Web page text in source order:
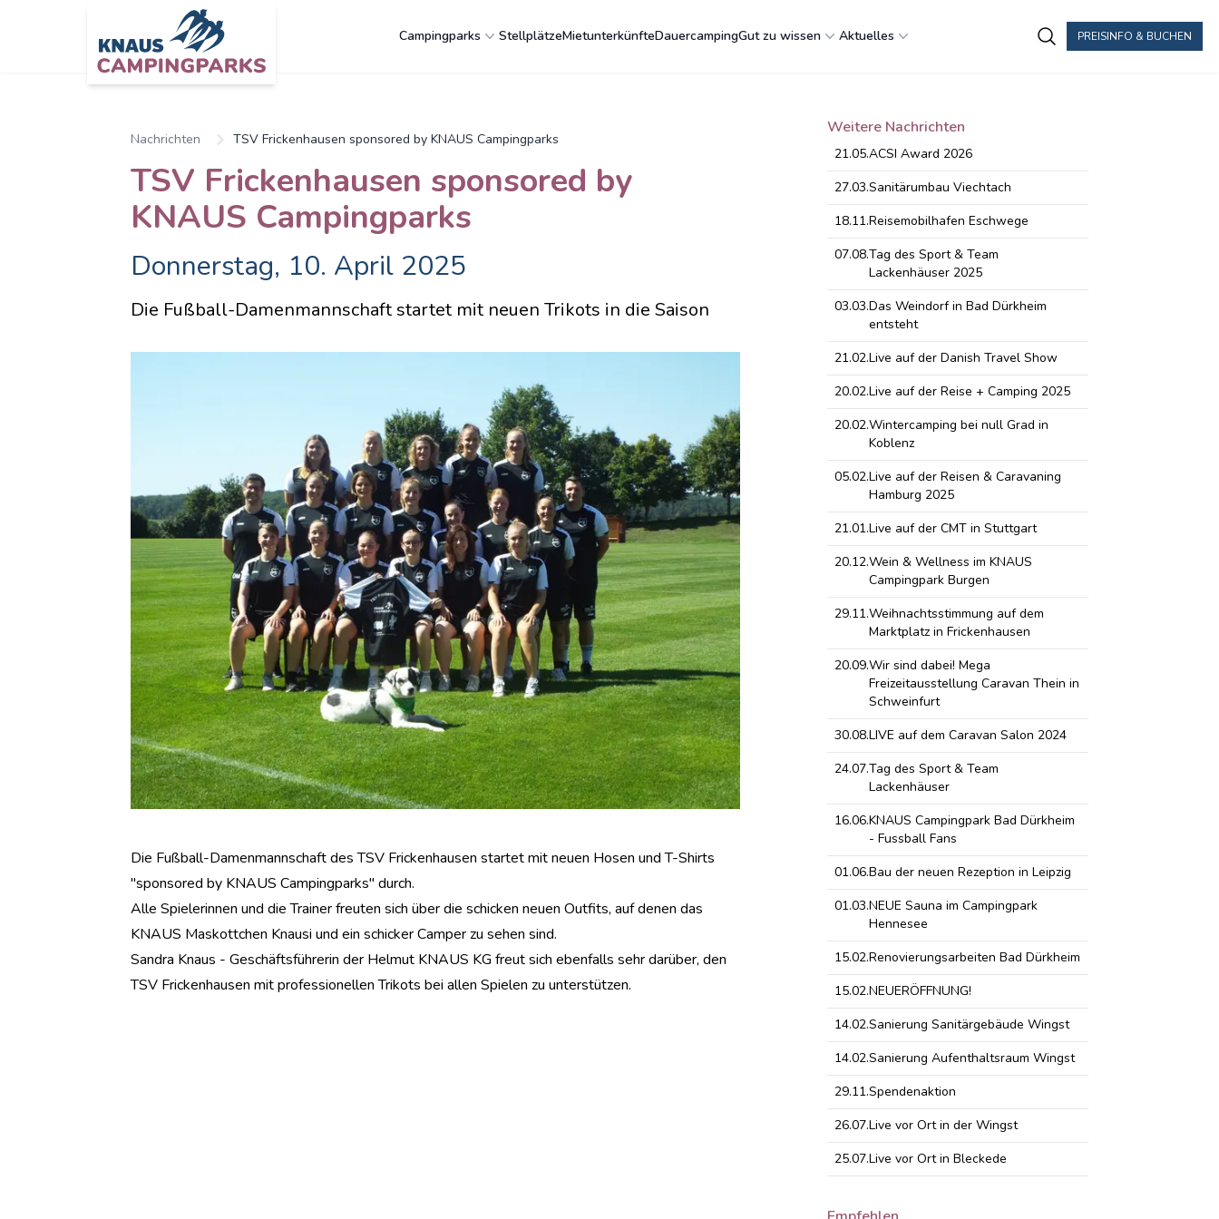
PREISINFO & BUCHEN
Campingparks StellplätzeMietunterkünfteDauercampingGut zu wissen Aktuelles
Nachrichten TSV Frickenhausen sponsored by KNAUS Campingparks
TSV Frickenhausen sponsored by
KNAUS Campingparks
Donnerstag, 10. April 2025
Die Fußball-Damenmannschaft startet mit neuen Trikots in die Saison
Die Fußball-Damenmannschaft des TSV Frickenhausen startet mit neuen Hosen und T-Shirts
"sponsored by KNAUS Campingparks" durch.
Alle Spielerinnen und die Trainer freuten sich über die schicken neuen Outfits, auf denen das
KNAUS Maskottchen Knausi und ein schicker Camper zu sehen sind.
Sandra Knaus - Geschäftsführerin der Helmut KNAUS KG freut sich ebenfalls sehr darüber, den
TSV Frickenhausen mit professionellen Trikots bei allen Spielen zu unterstützen.
Weitere Nachrichten
21.05.ACSI Award 2026
27.03.Sanitärumbau Viechtach
18.11.Reisemobilhafen Eschwege
07.08.Tag des Sport & Team
Lackenhäuser 2025
03.03.Das Weindorf in Bad Dürkheim
entsteht
21.02.Live auf der Danish Travel Show
20.02.Live auf der Reise + Camping 2025
20.02.Wintercamping bei null Grad in
Koblenz
05.02.Live auf der Reisen & Caravaning
Hamburg 2025
21.01.Live auf der CMT in Stuttgart
20.12.Wein & Wellness im KNAUS
Campingpark Burgen
29.11.Weihnachtsstimmung auf dem
Marktplatz in Frickenhausen
20.09.Wir sind dabei! Mega
Freizeitausstellung Caravan Thein in
Schweinfurt
30.08.LIVE auf dem Caravan Salon 2024
24.07.Tag des Sport & Team
Lackenhäuser
16.06.KNAUS Campingpark Bad Dürkheim
- Fussball Fans
01.06.Bau der neuen Rezeption in Leipzig
01.03.NEUE Sauna im Campingpark
Hennesee
15.02.Renovierungsarbeiten Bad Dürkheim
15.02.NEUERÖFFNUNG!
14.02.Sanierung Sanitärgebäude Wingst
14.02.Sanierung Aufenthaltsraum Wingst
29.11.Spendenaktion
26.07.Live vor Ort in der Wingst
25.07.Live vor Ort in Bleckede